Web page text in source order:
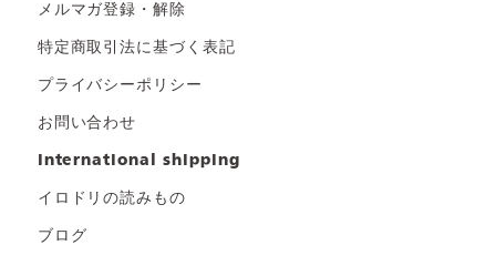
メルマガ登録・解除
特定商取引法に基づく表記
プライバシーポリシー
お問い合わせ
international shipping
イロドリの読みもの
ブログ